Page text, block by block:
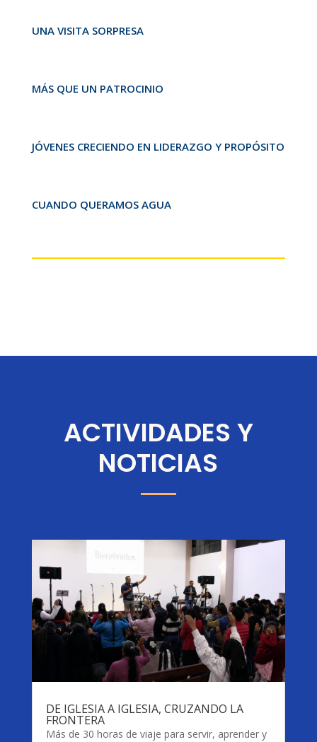
UNA VISITA SORPRESA
MÁS QUE UN PATROCINIO
JÓVENES CRECIENDO EN LIDERAZGO Y PROPÓSITO
CUANDO QUERAMOS AGUA
ACTIVIDADES Y
NOTICIAS
DE IGLESIA A IGLESIA, CRUZANDO LA
FRONTERA
Más de 30 horas de viaje para servir, aprender y